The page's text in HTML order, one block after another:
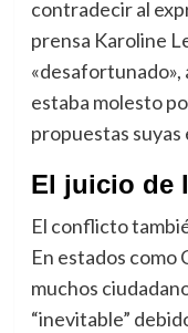
contradecir al
prensa Karoline
estaba molesto
propuestas suyas
El juicio de
El conflicto
En estados como
muchos
“inevitable”